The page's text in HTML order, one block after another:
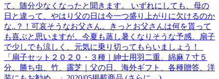
て、随分少なくなったと聞きます。 いずれにしても、母の
日と違って、やはり父の日は今一つ盛り上がりに欠けるのか
な..？！可哀そうなお父さん。きっとお父さんは何を貰って
も喜ぶと思いますが、今夏も蒸し暑くなりそうな予感、扇子
で少しでも涼しく、元気に乗り切ってもらいましょう！
「扇子セット２０２０・３種｜紳士用羽二重、綿麻７寸５
分、勝ち虫、竹、露芝｜父の日、海外ギフト、各種贈答、洋